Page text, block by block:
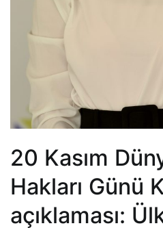
20 Kasım
Hakları Günü
açıklaması: